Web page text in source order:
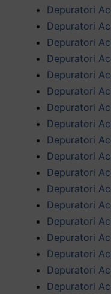
Depuratori
Depuratori
Depuratori
Depuratori
Depuratori
Depuratori
Depuratori
Depuratori
Depuratori
Depuratori
Depuratori
Depuratori
Depuratori
Depuratori
Depuratori
Depuratori
Depuratori
Depuratori